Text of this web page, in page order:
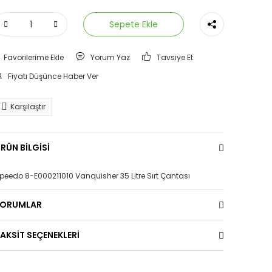
Sepete Ekle
Yorum Yaz
Tavsiye Et
Fiyatı Düşünce Haber Ver
Karşılaştır
BİLGİSİ
8-E000211010 Vanquisher 35 Litre Sırt Çantası
SEÇENEKLERİ